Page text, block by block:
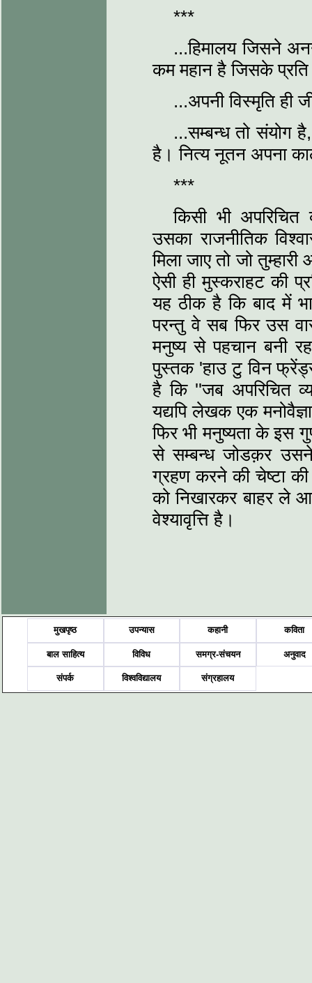
***
...हिमालय जिसने
कम महान है जिसके प्रति
...अपनी विस्मृति ही
...सम्बन्ध तो संयोग
है। नित्य नूतन अपना
***
किसी भी
उसका राजनीतिक
मिला जाए तो जो
ऐसी ही मुस्कराहट की
यह ठीक है कि बाद में
परन्तु वे सब फिर उस
मनुष्य से पहचान बनी
पुस्तक 'हाउ टु विन
है कि ''जब अपरिचित
यद्यपि लेखक एक
फिर भी मनुष्यता के इस
से सम्बन्ध जोडक़र
ग्रहण करने की चेष्टा
को निखारकर बाहर ले
वेश्यावृत्ति है।
मुखपृष्ठ उपन्यास कहानी कविता
बाल साहित्य विविध समग्र-संचयन अनुवाद
संपर्क विश्वविद्यालय संग्रहालय